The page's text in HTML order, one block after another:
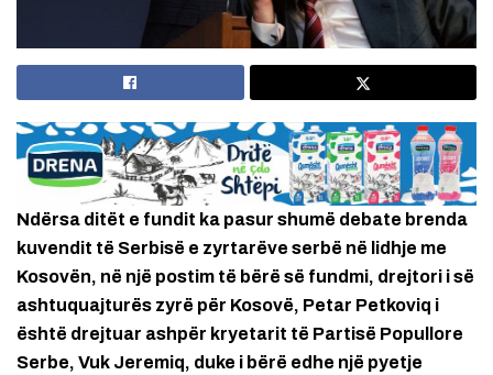
Ndërsa ditët e fundit ka pasur shumë debate brenda
kuvendit të Serbisë e zyrtarëve serbë në lidhje me
Kosovën, në një postim të bërë së fundmi, drejtori i së
ashtuquajturës zyrë për Kosovë, Petar Petkoviq i
është drejtuar ashpër kryetarit të Partisë Popullore
Serbe, Vuk Jeremiq, duke i bërë edhe një pyetje